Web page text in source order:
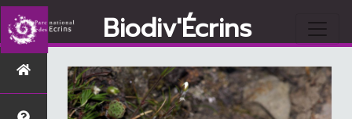
Biodiv'Écrins